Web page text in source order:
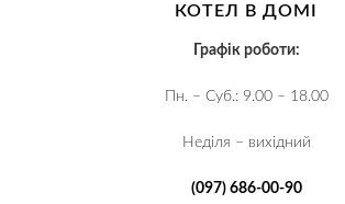
КОТЕЛ В ДОМІ
Графік роботи:
Пн. – Суб.: 9.00 – 18.00
Неділя – вихідний
(097) 686-00-90